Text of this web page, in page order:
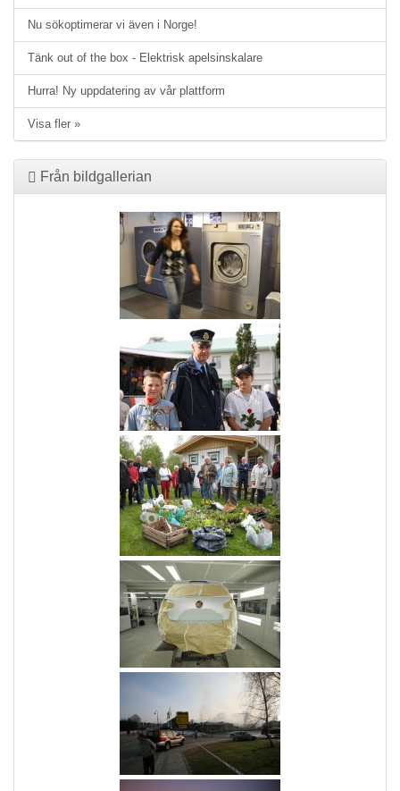
Nu sökoptimerar vi även i Norge!
Tänk out of the box - Elektrisk apelsinskalare
Hurra! Ny uppdatering av vår plattform
Visa fler »
Från bildgallerian